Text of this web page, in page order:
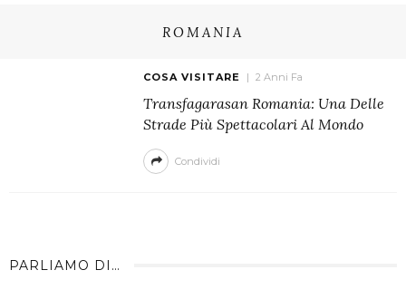
ROMANIA
COSA VISITARE 2 Anni Fa
Transfagarasan Romania: Una Delle
Strade Più Spettacolari Al Mondo
Condividi
PARLIAMO DI…